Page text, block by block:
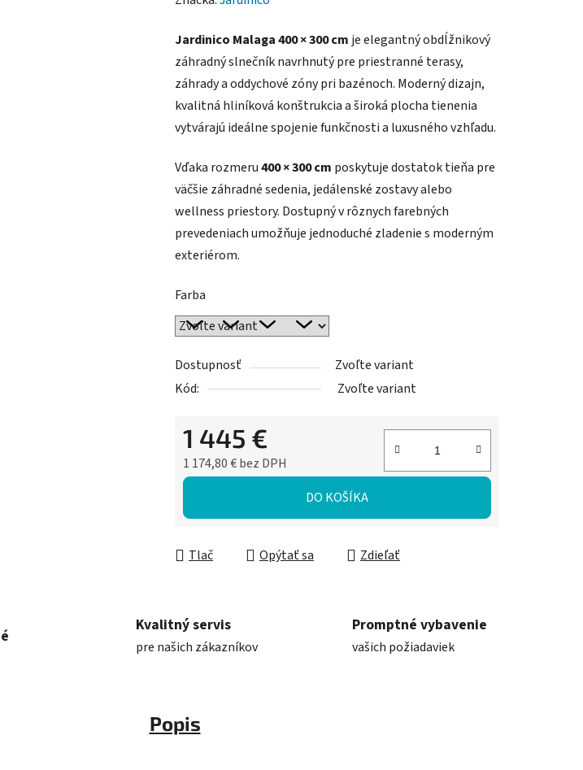
Jardinico Malaga 400 × 300 cm je elegantný obdĺžnikový
záhradný slnečník navrhnutý pre priestranné terasy,
záhrady a oddychové zóny pri bazénoch. Moderný dizajn,
kvalitná hliníková konštrukcia a široká plocha tienenia
vytvárajú ideálne spojenie funkčnosti a luxusného vzhľadu.
Vďaka rozmeru400 × 300 cm poskytuje dostatok tieňa pre
väčšie záhradné sedenia, jedálenské zostavy alebo
wellness priestory. Dostupný v rôznych farebných
prevedeniach umožňuje jednoduché zladenie s moderným
exteriérom.
Farba
Dostupnosť
Zvoľte variant
Kód:
Zvoľte variant
1 445 €
1 174,80 € bez DPH
DO KOŠÍKA
Tlač Opýtať sa Zdieľať
Kvalitný servis
pre našich zákazníkov
Promptné vybavenie
vašich požiadaviek
Popis